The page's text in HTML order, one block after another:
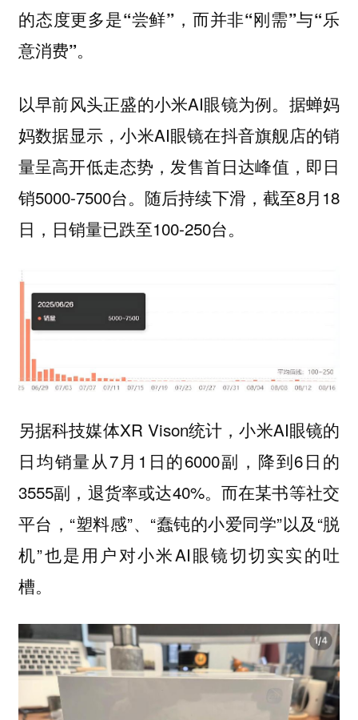
的态度更多是“尝鲜”，而并非“刚需”与“乐
意消费”。
以早前风头正盛的小米AI眼镜为例。据蝉妈
妈数据显示，小米AI眼镜在抖音旗舰店的销
量呈高开低走态势，发售首日达峰值，即日
销5000-7500台。随后持续下滑，截至8月18
日，日销量已跌至100-250台。
另据科技媒体XR Vison统计，小米AI眼镜的
日均销量从7月1日的6000副，降到6日的
3555副，退货率或达40%。而在某书等社交
平台，“塑料感”、“蠢钝的小爱同学”以及“脱
机”也是用户对小米AI眼镜切切实实的吐
槽。